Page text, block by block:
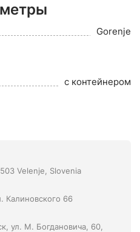
Gorenje
с контейнером
Velenje, Slovenia
Калиновского 66
ул. М. Богдановича, 60,